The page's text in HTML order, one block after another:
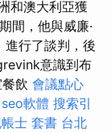
和澳大利亞獲
間，他與威廉·
進行了談判，後
意識到布
飲 會議點心
seo軟體 搜索引
士 套書 台北